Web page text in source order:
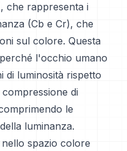
che rappresenta i
(Cb e Cr), che
sul colore. Questa
l'occhio umano
di luminosità rispetto
di
le
luminanza.
spazio colore